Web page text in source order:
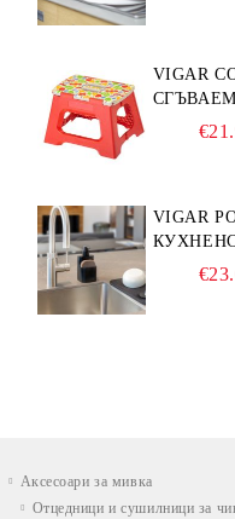
VIGAR
VIGAR
ТЕЧЕН
Аксесоари за мивка
Отцедници и сушилници за